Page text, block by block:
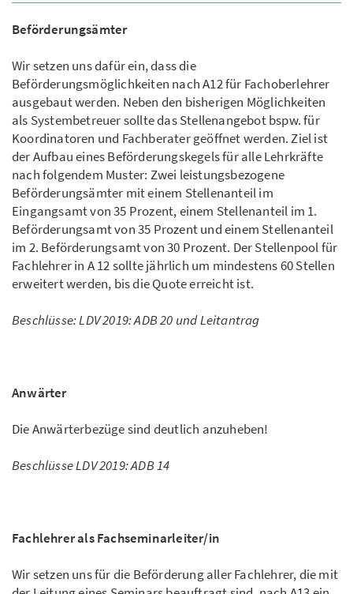
Beförderungsämter
Wir setzen uns dafür ein, dass die
Beförderungsmöglichkeiten nach A12 für Fachoberlehrer
ausgebaut werden. Neben den bisherigen Möglichkeiten
als Systembetreuer sollte das Stellenangebot bspw. für
Koordinatoren und Fachberater geöffnet werden. Ziel ist
der Aufbau eines Beförderungskegels für alle Lehrkräfte
nach folgendem Muster: Zwei leistungsbezogene
Beförderungsämter mit einem Stellenanteil im
Eingangsamt von 35 Prozent, einem Stellenanteil im 1.
Beförderungsamt von 35 Prozent und einem Stellenanteil
im 2. Beförderungsamt von 30 Prozent. Der Stellenpool für
Fachlehrer in A 12 sollte jährlich um mindestens 60 Stellen
erweitert werden, bis die Quote erreicht ist.
Beschlüsse: LDV 2019: ADB 20 und Leitantrag
Anwärter
Die Anwärterbezüge sind deutlich anzuheben!
Beschlüsse LDV 2019: ADB 14
Fachlehrer als Fachseminarleiter/in
Wir setzen uns für die Beförderung aller Fachlehrer, die mit